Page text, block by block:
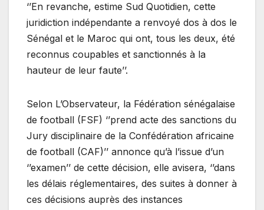
‘’En revanche, estime Sud Quotidien, cette
juridiction indépendante a renvoyé dos à dos le
Sénégal et le Maroc qui ont, tous les deux, été
reconnus coupables et sanctionnés à la
hauteur de leur faute’’.
Selon L’Observateur, la Fédération sénégalaise
de football (FSF) ‘’prend acte des sanctions du
Jury disciplinaire de la Confédération africaine
de football (CAF)’’ annonce qu’à l’issue d’un
‘’examen’’ de cette décision, elle avisera, ‘’dans
les délais réglementaires, des suites à donner à
ces décisions auprès des instances